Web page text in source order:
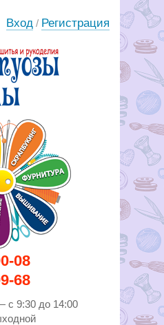
08
68
с 9:30 до 14:00
Товары для
Вход / Регистрация